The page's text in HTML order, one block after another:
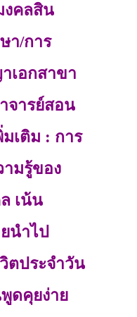
งคลสิน
า/การ
เอกสาขา
จารย์สอน
เติม : การ
มรู้ของ
เน้น
นำไป
ตประจำวัน
ดคุยง่าย